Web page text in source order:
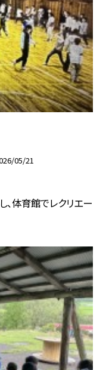
05/21
体育館でレクリエー